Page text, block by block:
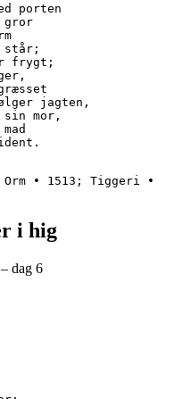
porten
gror
står;
frygt;
græsset
følger jagten,
sin mor,
mad
• 1513; Tiggeri •
i hig
dag 6